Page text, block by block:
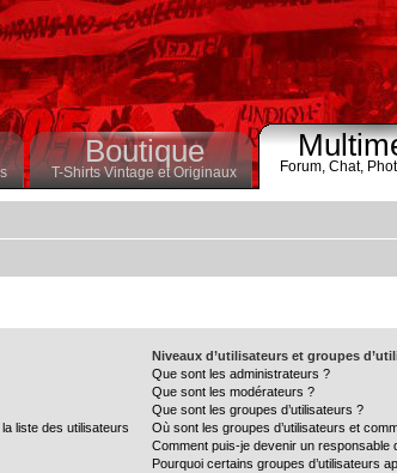
Boutique
T-Shirts Vintage et Originaux Forum, Chat,
liste des utilisateurs
Niveaux d’utilisateurs et groupes
Que sont les administrateurs ?
Que sont les modérateurs ?
Que sont les groupes d’utilisateurs ?
Où sont les groupes d’utilisateurs et
Comment puis-je devenir un responsable
Pourquoi certains groupes d’utilisateurs